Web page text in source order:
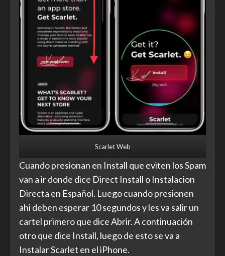
Scarlet Web
Cuando presionan en Install que eviten los Spam
van a ir donde dice Direct Install o Instalacion
Directa en Español. Luego cuando presionen
ahi deben esperar 10 segundos y les va salir un
cartel primero que dice Abrir. A continuación
otro que dice Install, luego de esto se va a
Instalar Scarlet en el iPhone.